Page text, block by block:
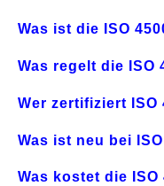
Was ist die ISO
Was regelt die ISO
Wer zertifiziert ISO
Was ist neu bei
Was kostet die